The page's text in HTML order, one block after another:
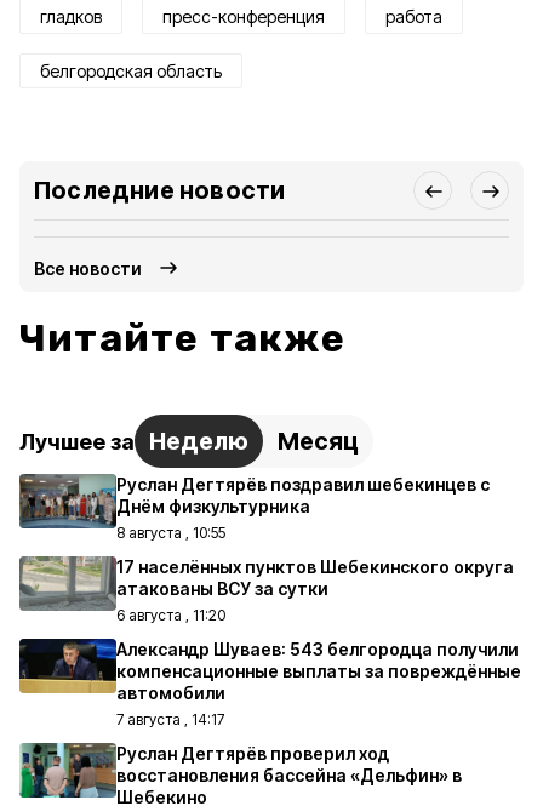
гладков пресс-конференция работа
белгородская область
Последние новости
Все новости
Читайте также
Лучшее за Неделю Месяц
Руслан Дегтярёв поздравил шебекинцев с
Днём физкультурника
8 августа , 10:55
17 населённых пунктов Шебекинского округа
атакованы ВСУ за сутки
6 августа , 11:20
Александр Шуваев: 543 белгородца получили
компенсационные выплаты за повреждённые
автомобили
7 августа , 14:17
Руслан Дегтярёв проверил ход
восстановления бассейна «Дельфин» в
Шебекино